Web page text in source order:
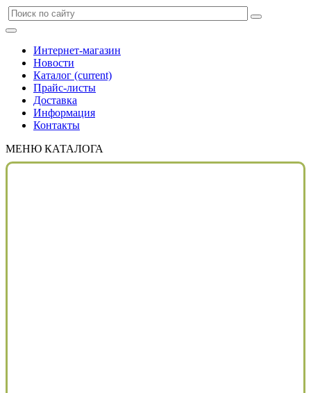
Интернет-магазин
Новости
Каталог (current)
Прайс-листы
Доставка
Информация
Контакты
МЕНЮ КАТАЛОГА